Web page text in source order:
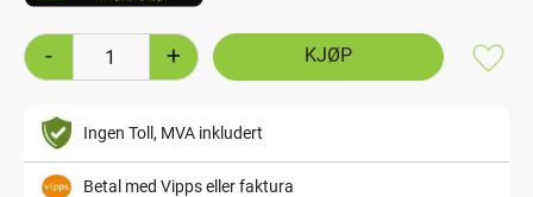
+
-
Ingen Toll, MVA inkludert
Betal med Vipps eller faktura